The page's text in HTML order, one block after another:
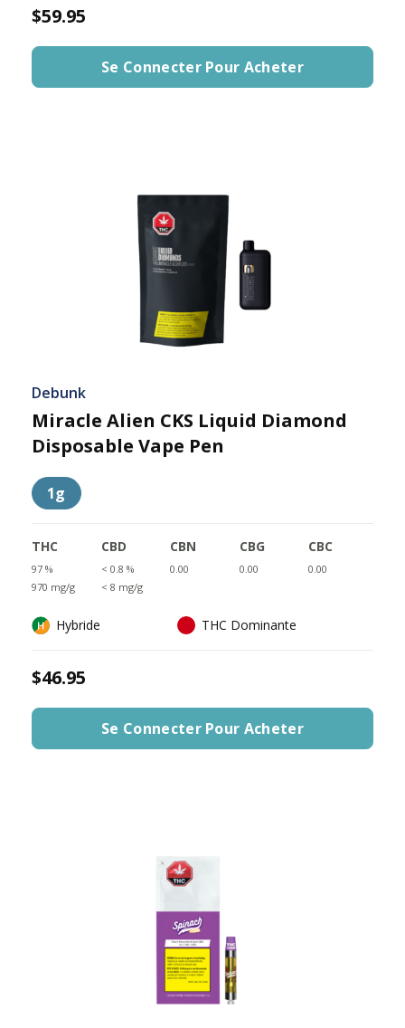
$59.95
Se Connecter Pour Acheter
Debunk
Miracle Alien CKS Liquid Diamond
Disposable Vape Pen
1g
THC
97 %
970 mg/g
CBD
< 0.8 %
< 8 mg/g
CBN
0.00
CBG
0.00
CBC
0.00
Hybride THC Dominante
$46.95
Se Connecter Pour Acheter